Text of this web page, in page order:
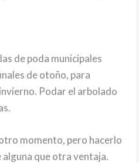
de poda municipales
de otoño, para
Podar el arbolado
momento, pero hacerlo
que otra ventaja.